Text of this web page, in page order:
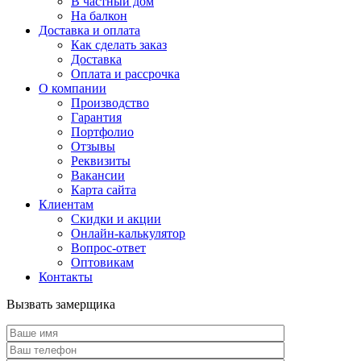
На балкон
Доставка и оплата
Как сделать заказ
Доставка
Оплата и рассрочка
О компании
Производство
Гарантия
Портфолио
Отзывы
Реквизиты
Вакансии
Карта сайта
Клиентам
Скидки и акции
Онлайн-калькулятор
Вопрос-ответ
Оптовикам
Контакты
Вызвать замерщика